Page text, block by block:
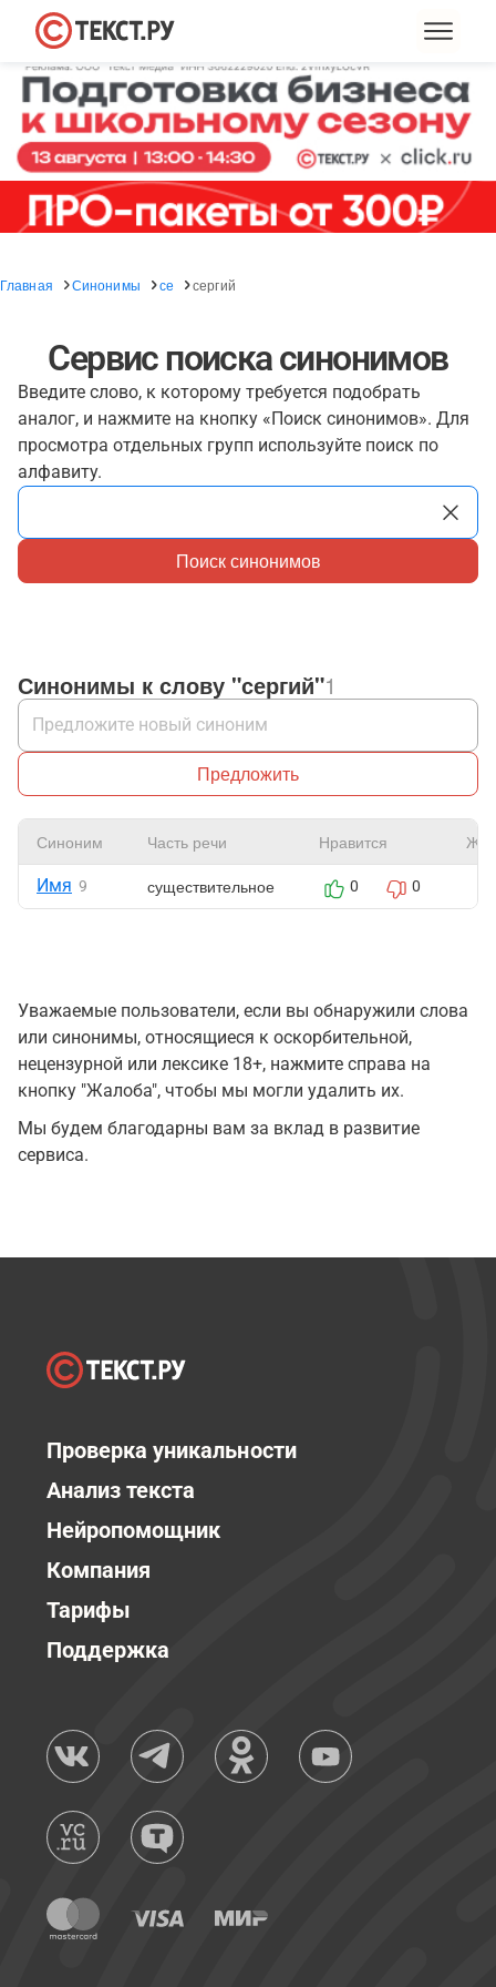
Главная Синонимы се сергий
Сервис поиска синонимов
Введите слово, к которому требуется подобрать
аналог, и нажмите на кнопку «Поиск синонимов». Для
просмотра отдельных групп используйте поиск по
алфавиту.
Поиск синонимов
Синонимы к слову "сергий"1
Предложить
Синоним Часть речи Нравится
Имя 9 существительное 0 0
Уважаемые пользователи, если вы обнаружили слова
или синонимы, относящиеся к оскорбительной,
нецензурной или лексике 18+, нажмите справа на
кнопку "Жалоба", чтобы мы могли удалить их.
Мы будем благодарны вам за вклад в развитие
сервиса.
Проверка уникальности
Анализ текста
Нейропомощник
Компания
Тарифы
Поддержка